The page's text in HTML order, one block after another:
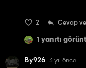
2 Cevap
1 yanıtı
By926 3 yıl önce